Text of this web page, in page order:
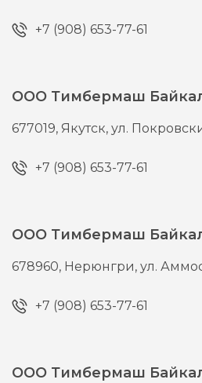
+7 (908) 653-77-61
ООО Тимбермаш
677019, Якутск,ул.
+7 (908) 653-77-61
ООО Тимбермаш
678960, Нерюнгри,ул.
+7 (908) 653-77-61
ООО Тимбермаш